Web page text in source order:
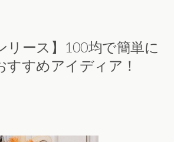
リース】100均で簡単に
すすめアイディア！